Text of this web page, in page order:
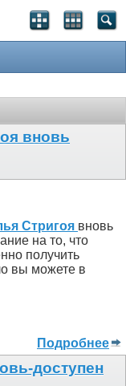
вновь
Стригоя вновь
на то, что
получить
вы можете в
Подробнее
доступен